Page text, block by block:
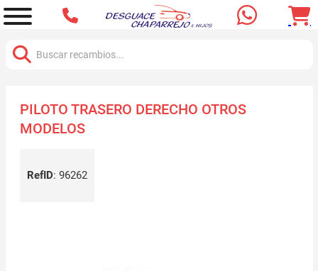
PILOTO TRASERO DERECHO OTROS
MODELOS
RefID: 96262